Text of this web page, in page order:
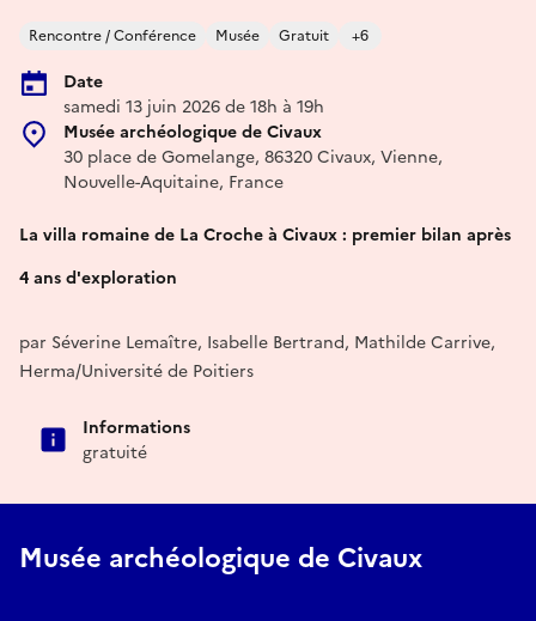
Rencontre / Conférence Musée Gratuit +6
Date
samedi 13 juin 2026 de 18h à 19h
Musée archéologique de Civaux
30 place de Gomelange, 86320 Civaux, Vienne,
Nouvelle-Aquitaine, France
La villa romaine de La Croche à Civaux : premier bilan après
4 ans d'exploration
par Séverine Lemaître, Isabelle Bertrand, Mathilde Carrive,
Herma/Université de Poitiers
Informations
gratuité
Musée archéologique de Civaux